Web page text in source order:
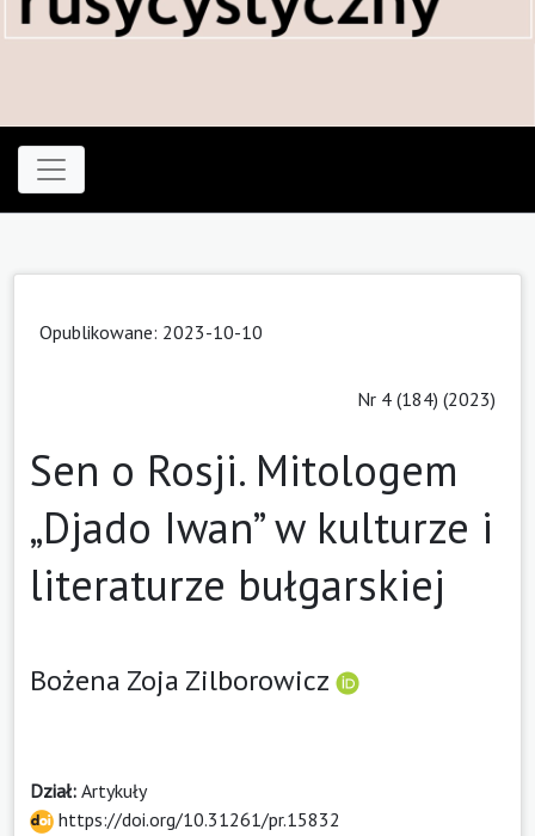
Opublikowane: 2023-10-10
Nr 4 (184) (2023)
Sen o Rosji. Mitologem
„Djado Iwan” w kulturze i
literaturze bułgarskiej
Bożena Zoja Zilborowicz
Dział: Artykuły
https://doi.org/10.31261/pr.15832